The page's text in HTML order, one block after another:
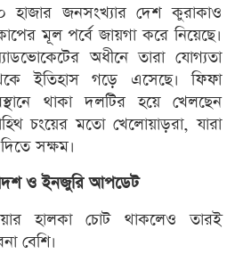
হাজার জনসংখ্যার দেশ কুরাকাও
মূল পর্বে জায়গা করে নিয়েছে।
অধীনে তারা যোগ্যতা
ইতিহাস গড়ে এসেছে। ফিফা
থাকা দলটির হয়ে খেলছেন
চংয়ের মতো খেলোয়াড়রা, যারা
সক্ষম।
ও ইনজুরি আপডেট
হালকা চোট থাকলেও তারই
বেশি।